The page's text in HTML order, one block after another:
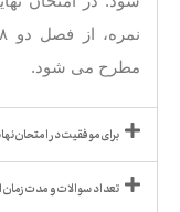
مطرح می شود.
برای موفقیت در امتحان
تعداد سوالات و مدت